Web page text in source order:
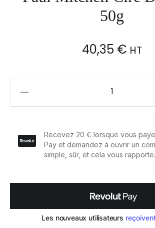
50g
40,35 € HT
Wax